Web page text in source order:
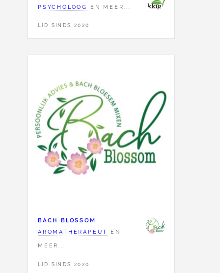
PSYCHOLOOG
EN MEER...
LID SINDS 2020
BACH BLOSSOM
AROMATHERAPEUT
EN
MEER...
LID SINDS 2020